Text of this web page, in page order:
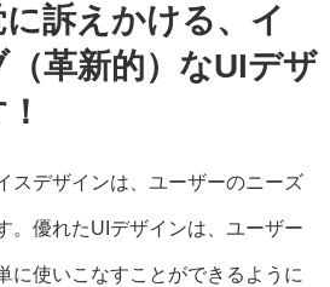
訴えかける、イ
革新的）なUIデザ
スデザインは、ユーザーのニーズ
。優れたUIデザインは、ユーザー
に使いこなすことができるように